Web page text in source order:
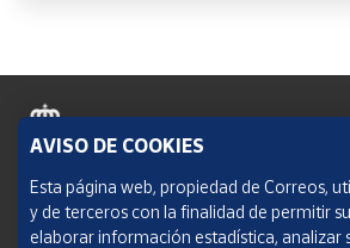
Política de cookies
Aviso legal
AVISO DE COOKIES
Esta página web, propiedad de Correos,
y de terceros con la finalidad de permitir
elaborar información estadística, analizar